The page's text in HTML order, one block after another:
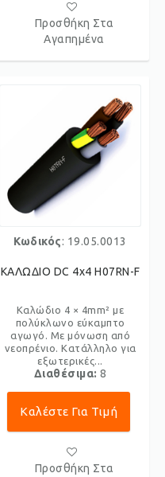
Προσθήκη Στα
Αγαπημένα
Κωδικός: 19.05.0013
ΚΑΛΩΔΙΟ DC 4x4 H07RN-F
Καλώδιο 4 × 4mm² με
πολύκλωνο εύκαμπτο
αγωγό. Με μόνωση από
νεοπρένιο. Κατάλληλο για
εξωτερικές...
Διαθέσιμα: 8
Καλέστε Για Τιμή
Προσθήκη Στα